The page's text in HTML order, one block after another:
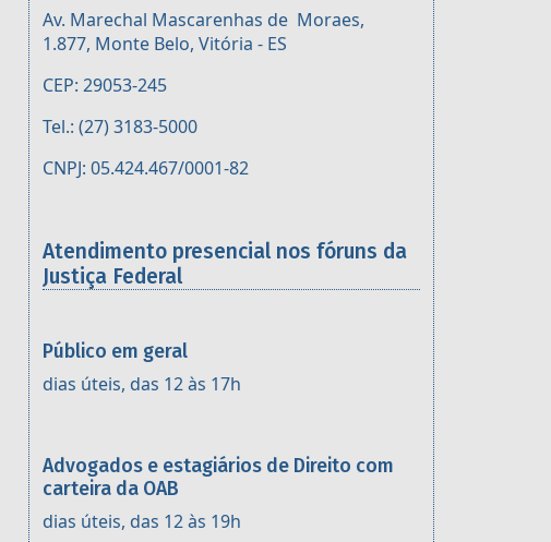
Av. Marechal Mascarenhas de Moraes,
1.877, Monte Belo, Vitória - ES
CEP: 29053-245
Tel.: (27) 3183-5000
CNPJ: 05.424.467/0001-82
Atendimento presencial nos fóruns da
Justiça Federal
Público em geral
dias úteis, das 12 às 17h
Advogados e estagiários de Direito com
carteira da OAB
dias úteis, das 12 às 19h